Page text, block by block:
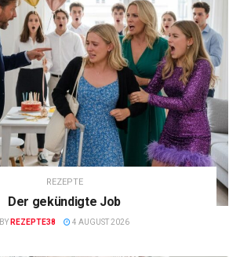
REZEPTE
Der gekündigte Job
BY REZEPTE38 4 AUGUST 2026